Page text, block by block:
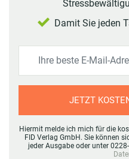
Damit Sie jeden
JETZT
Hiermit melde ich mich für die
FID Verlag GmbH. Sie können
jeder Ausgabe oder unter